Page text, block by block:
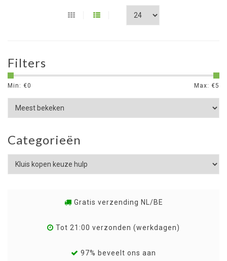
Filters
Min: €0 Max: €5
Categorieën
Gratis verzending NL/BE
Tot 21:00 verzonden (werkdagen)
97% beveelt ons aan